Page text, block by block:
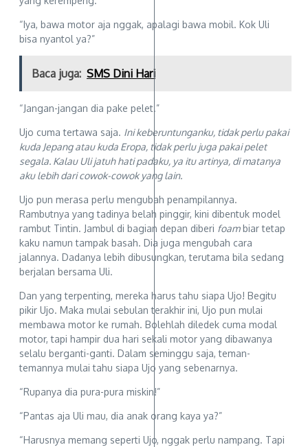
“Iya, bawa motor aja nggak, apalagi bawa mobil. Kok Uli
bisa nyantol ya?”
Baca juga: SMS Dini Hari
“Jangan-jangan dia pake pelet.”
Ujo cuma tertawa saja. Ini keberuntunganku, tidak perlu pakai
kuda Jepang atau kuda Eropa, tidak perlu juga pakai pelet
segala. Kalau Uli jatuh hati padaku, ya itu artinya, di matanya
aku lebih dari cowok-cowok yang lain.
Ujo pun merasa perlu mengubah penampilannya.
Rambutnya yang tadinya belah pinggir, kini dibentuk model
rambut Tintin. Jambul di bagian depan diberi foambiar tetap
kaku namun tampak basah. Dia juga mengubah cara
jalannya. Dadanya lebih dibusungkan, terutama bila sedang
berjalan bersama Uli.
Dan yang terpenting, mereka harus tahu siapa Ujo! Begitu
pikir Ujo. Maka mulai sebulan terakhir ini, Ujo pun mulai
membawa motor ke rumah. Bolehlah diledek cuma modal
motor, tapi hampir dua hari sekali motor yang dibawanya
selalu berganti-ganti. Dalam seminggu saja, teman-
temannya mulai tahu siapa Ujo yang sebenarnya.
“Rupanya dia pura-pura miskin!”
“Pantas aja Uli mau, dia anak orang kaya ya?”
“Harusnya memang seperti Ujo, nggak perlu nampang. Tapi